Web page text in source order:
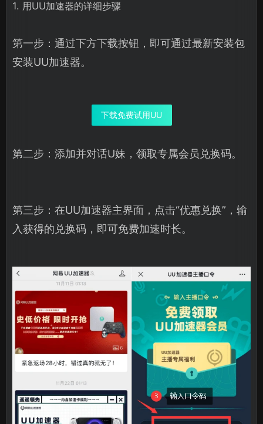
1. 用UU加速器的详细步骤
第一步：通过下方下载按钮，即可通过最新安装包
安装UU加速器。
下载免费试用UU
第二步：添加并对话U妹，领取专属会员兑换码。
第三步：在UU加速器主界面，点击“优惠兑换”，输
入获得的兑换码，即可免费加速时长。